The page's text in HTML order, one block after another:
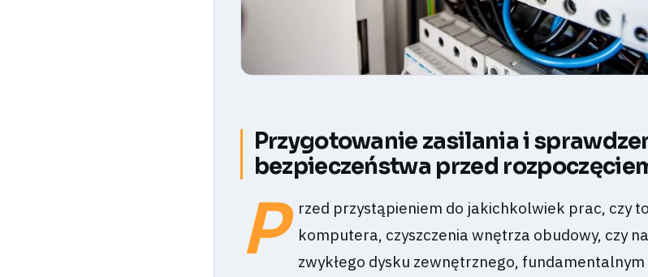
Przygotowanie zasilania i
bezpieczeństwa przed
P
rzed przystąpieniem do jakichkolwiek prac, czy
komputera, czyszczenia wnętrza obudowy, czy
zwykłego dysku zewnętrznego,